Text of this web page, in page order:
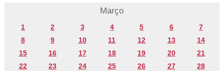
Março
1 2 3 4 5 6
7
8
9 10 11 12 13
14
15
16 17 18 19 20
21
22
23 24 25 26 27
28